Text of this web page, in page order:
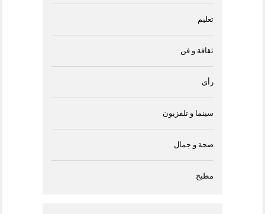
تعليم
ثقافة و فن
رأى
سينما و تلفزيون
صحة و جمال
مطبخ